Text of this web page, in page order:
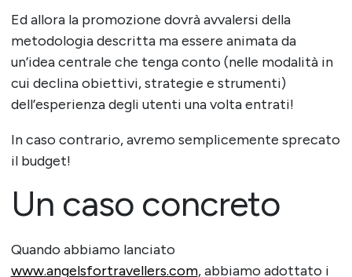
Ed allora la promozione dovrà avvalersi della
metodologia descritta ma essere animata da
un’idea centrale che tenga conto (nelle modalità in
cui declina obiettivi, strategie e strumenti)
dell’esperienza degli utenti una volta entrati!
In caso contrario, avremo semplicemente sprecato
il budget!
Un caso concreto
Quando abbiamo lanciato
www.angelsfortravellers.com, abbiamo adottato i